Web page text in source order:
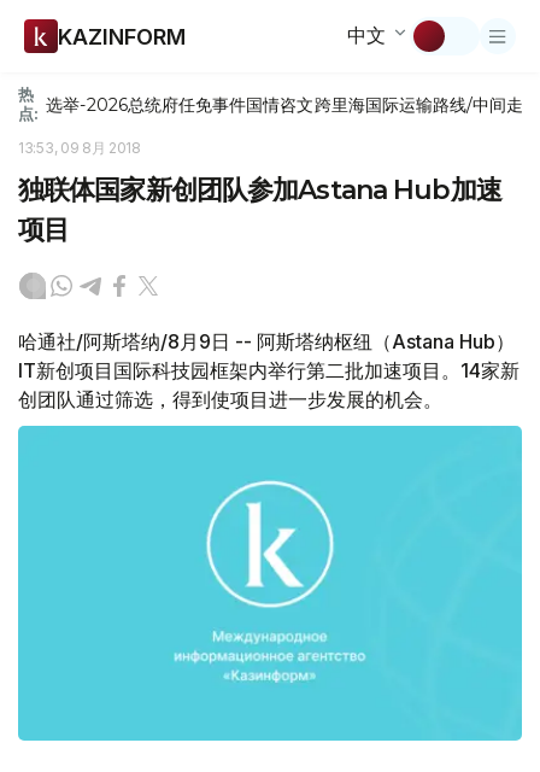
KAZINFORM 中文
热
点: 选举-2026总统府任免事件国情咨文跨里海国际运输路线/中间走廊
13:53, 09 8月 2018
独联体国家新创团队参加Astana Hub加速
项目
哈通社/阿斯塔纳/8月9日 -- 阿斯塔纳枢纽（Astana Hub）
IT新创项目国际科技园框架内举行第二批加速项目。14家新
创团队通过筛选，得到使项目进一步发展的机会。